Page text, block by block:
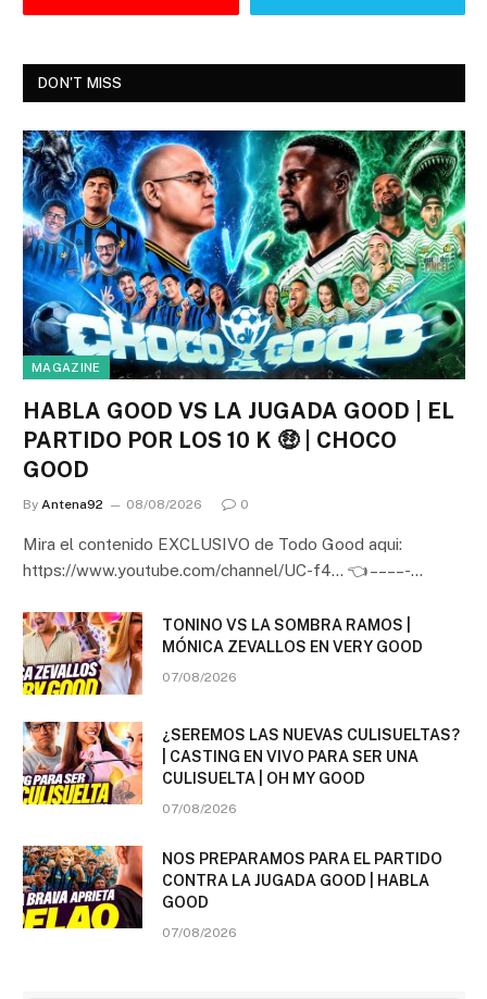
DON'T MISS
MAGAZINE
HABLA GOOD VS LA JUGADA GOOD | EL
PARTIDO POR LOS 10 K 🤑 | CHOCO
GOOD
By Antena92 08/08/2026 0
Mira el contenido EXCLUSIVO de Todo Good aqui:
https://www.youtube.com/channel/UC-f4… 👈 – – – – -…
TONINO VS LA SOMBRA RAMOS |
MÓNICA ZEVALLOS EN VERY GOOD
07/08/2026
¿SEREMOS LAS NUEVAS CULISUELTAS?
| CASTING EN VIVO PARA SER UNA
CULISUELTA | OH MY GOOD
07/08/2026
NOS PREPARAMOS PARA EL PARTIDO
CONTRA LA JUGADA GOOD | HABLA
GOOD
07/08/2026